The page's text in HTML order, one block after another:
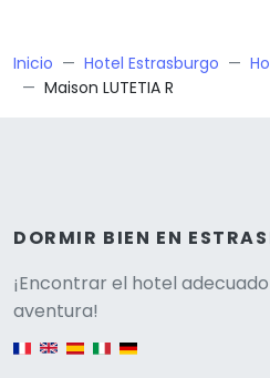
Inicio Hotel Estrasburgo
Maison LUTETIA R
DORMIR BIEN EN
¡Encontrar el hotel
aventura!
English version